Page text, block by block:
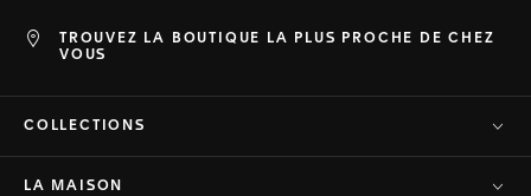
TROUVEZ LA BOUTIQUE LA PLUS PROCHE DE CHEZ
VOUS
COLLECTIONS
LA MAISON